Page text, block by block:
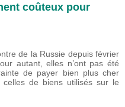
coûteux pour
de la Russie depuis février
autant, elles n’ont pas été
de payer bien plus cher
celles de biens utilisés sur le